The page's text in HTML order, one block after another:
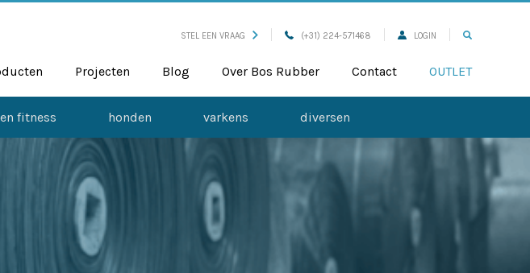
STEL EEN VRAAG (+31) 224-571468 LOGIN
Projecten Blog Over Bos Rubber Contact OUTLET
fitness honden varkens diversen